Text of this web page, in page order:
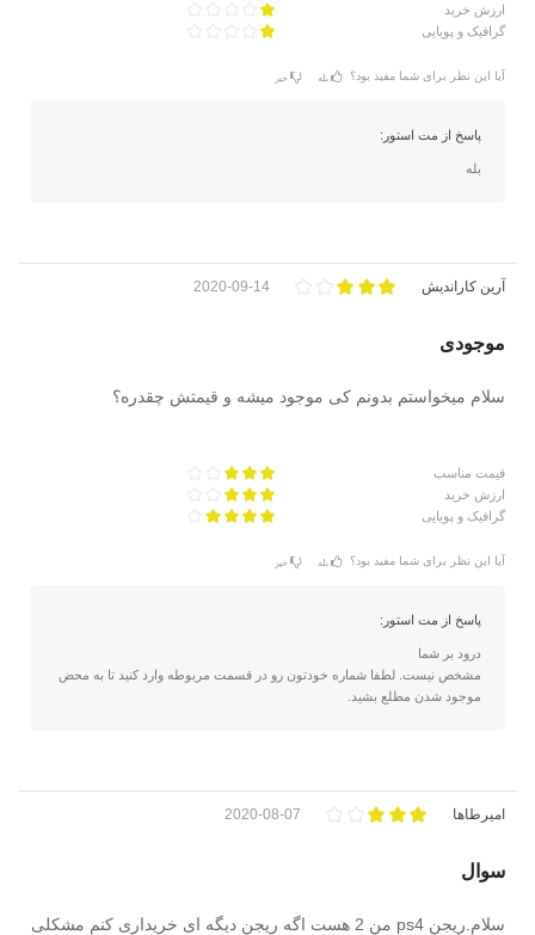
ارزش خرید
گرافیک و پویایی
آیا این نظر برای شما مفید بود؟ بله خیر
پاسخ از مت استور:
بله
آرین کاراندیش 2020-09-14
موجودی
سلام میخواستم بدونم کی موجود میشه و قیمتش چقدره؟
قیمت مناسب
ارزش خرید
گرافیک و پویایی
آیا این نظر برای شما مفید بود؟ بله خیر
پاسخ از مت استور:
درود بر شما
مشخص نیست. لطفا شماره خودتون رو در قسمت مربوطه وارد کنید تا به محض
موجود شدن مطلع بشید.
امیرطاها 2020-08-07
سوال
سلام.ریجن ps4 من 2 هست اگه ریجن دیگه ای خریداری کنم مشکلی